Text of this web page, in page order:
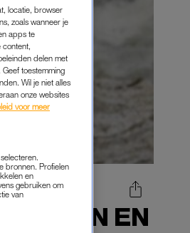
EN
locatie, browser
zoals wanneer je
apps te
content,
delen met
toestemming
Wil je niet alles
onze websites
voor meer
bronnen. Profielen
en
gebruiken om
van